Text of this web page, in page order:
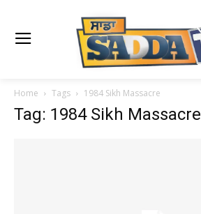
Home Tags 1984 Sikh Massacre
Tag: 1984 Sikh Massacre